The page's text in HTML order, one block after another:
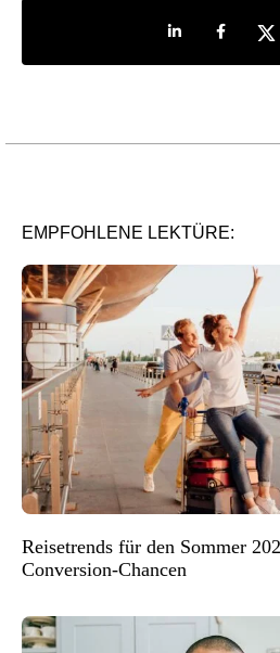
Share on LinkedIn
Share on
EMPFOHLENE LEKTÜRE:
Reisetrends für den Sommer
Conversion-Chancen